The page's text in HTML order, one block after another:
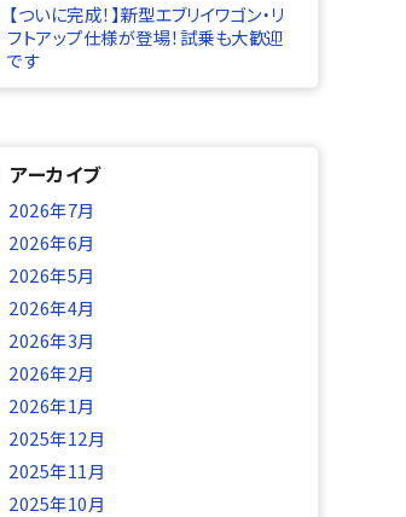
【ついに完成！】新型エブリイワゴン・リ
フトアップ仕様が登場！試乗も大歓迎
です
アーカイブ
2026年7月
2026年6月
2026年5月
2026年4月
2026年3月
2026年2月
2026年1月
2025年12月
2025年11月
2025年10月